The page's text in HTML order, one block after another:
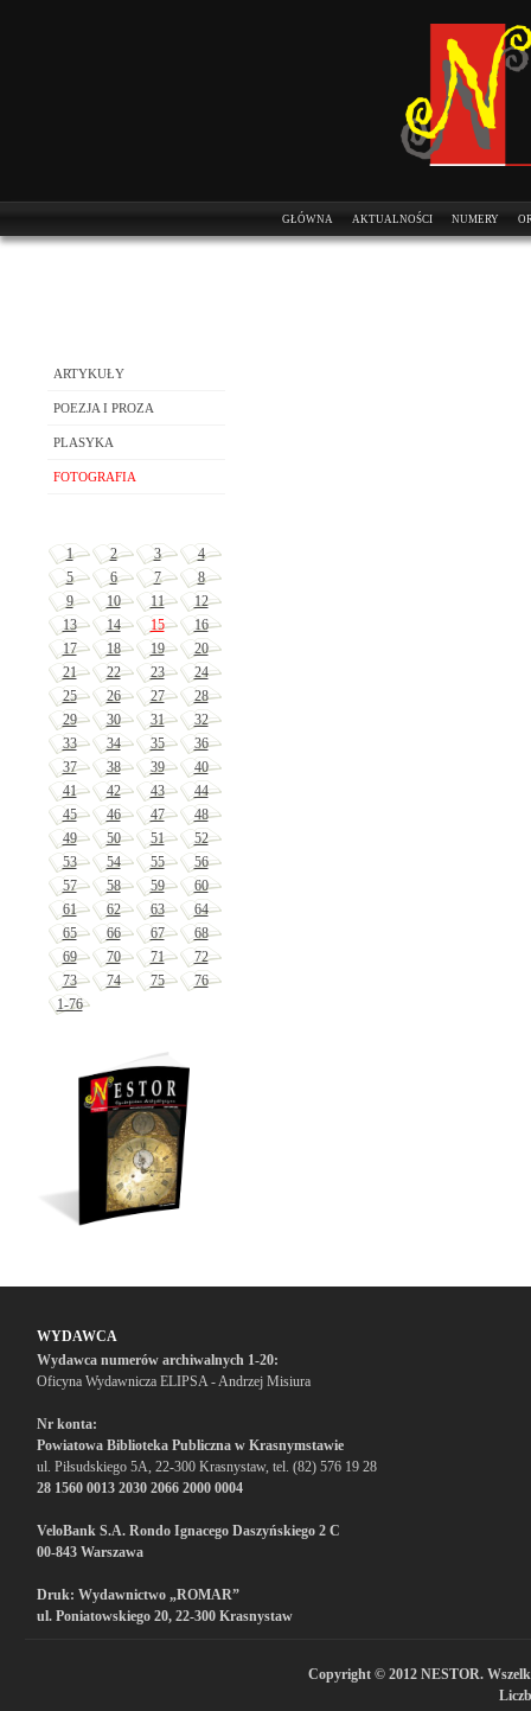
GŁÓWNA AKTUALNOŚCI NUMERY
ARTYKUŁY
POEZJA I PROZA
PLASYKA
FOTOGRAFIA
1 2 3
4
5
6 7
8
9
10 11
12
13
14 15
16
17
18 19
20
21
22 23
24
25
26 27
28
29
30 31
32
33
34 35
36
37
38 39
40
41
42 43
44
45
46 47
48
49
50 51
52
53
54 55
56
57
58 59
60
61
62 63
64
65
66 67
68
69
70 71
72
73
74 75
76
1-76
WYDAWCA
Wydawca numerów archiwalnych 1-20:
Oficyna Wydawnicza ELIPSA - Andrzej Misiura
Nr konta:
Powiatowa Biblioteka Publiczna w Krasnymstawie
ul. Piłsudskiego 5A, 22-300 Krasnystaw, tel. (82) 576 19 28
28 1560 0013 2030 2066 2000 0004
VeloBank S.A. Rondo Ignacego Daszyńskiego 2 C
00-843 Warszawa
Druk: Wydawnictwo „ROMAR”
ul. Poniatowskiego 20, 22-300 Krasnystaw
Copyright © 2012 NESTOR.